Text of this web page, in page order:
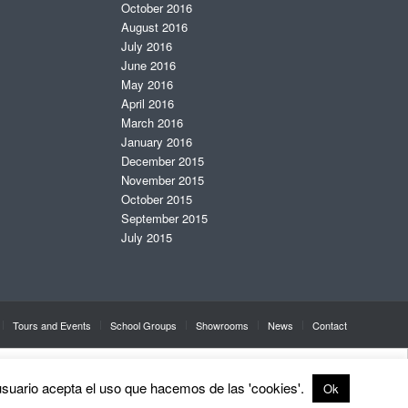
October 2016
August 2016
July 2016
June 2016
May 2016
April 2016
March 2016
January 2016
December 2015
November 2015
October 2015
September 2015
July 2015
Tours and Events School Groups Showrooms News Contact
acepta el uso que hacemos de las 'cookies'. Ok